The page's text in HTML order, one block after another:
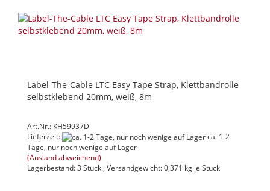
Label-The-Cable LTC Easy Tape Strap, Klettbandrolle
selbstklebend 20mm, weiß, 8m
Art.Nr.: KH59937D
Lieferzeit:
ca. 1-2
Tage, nur noch wenige auf Lager
(Ausland abweichend)
Lagerbestand: 3 Stück , Versandgewicht:0,371 kg je Stück